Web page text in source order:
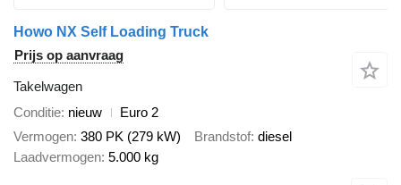
Howo NX Self Loading Truck
Prijs op aanvraag
Takelwagen
Conditie nieuw
Euro 2
Vermogen 380 PK (279 kW) Brandstof diesel
Laadvermogen 5.000 kg